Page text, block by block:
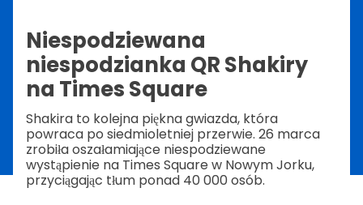
Niespodziewana
niespodzianka QR Shakiry
na Times Square
Shakira to kolejna piękna gwiazda, która
powraca po siedmioletniej przerwie. 26 marca
zrobiła oszałamiające niespodziewane
wystąpienie na Times Square w Nowym Jorku,
przyciągając tłum ponad 40 000 osób.